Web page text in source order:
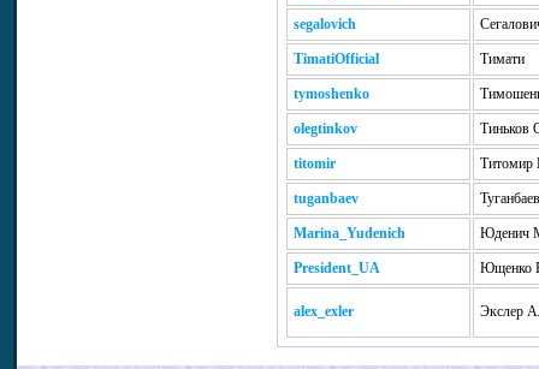
segalovich
TimatiOfficial Тимати
tymoshenko
olegtinkov Тиньков
titomir Титомир
tuganbaev
Marina_Yudenich Юденич
President_UA Ющенко
alex_exler Экслер